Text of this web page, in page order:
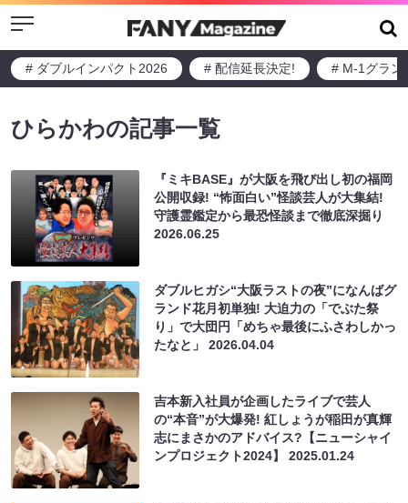
Menu
# ダブルインパクト2026 # 配信延長決定! # M-1グラン
ひらかわの記事一覧
『ミキBASE』が大阪を飛び出し初の福岡
公開収録! “怖面白い”怪談芸人が大集結!
守護霊鑑定から最恐怪談まで徹底深掘り
2026.06.25
ダブルヒガシ“大阪ラストの夜”になんばグ
ランド花月初単独! 大迫力の「でぶた祭
り」で大団円「めちゃ最後にふさわしかっ
たなと」2026.04.04
吉本新入社員が企画したライブで芸人
の“本音”が大爆発! 紅しょうが稲田が真輝
志にまさかのアドバイス?【ニューシャイ
ンプロジェクト2024】2025.01.24